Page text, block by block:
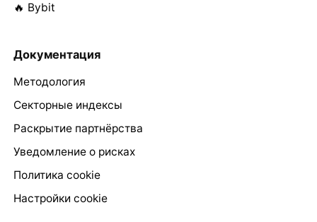
🔥 Bybit
Документация
Методология
Секторные индексы
Раскрытие партнёрства
Уведомление о рисках
Политика cookie
Настройки cookie